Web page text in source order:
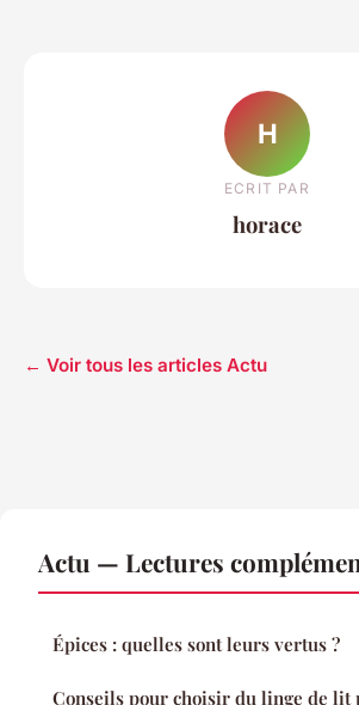
H
ECRIT PAR
horace
← Voir tous les articles Actu
Actu — Lectures
Épices : quelles sont leurs vertus ?
Conseils pour choisir du linge de lit